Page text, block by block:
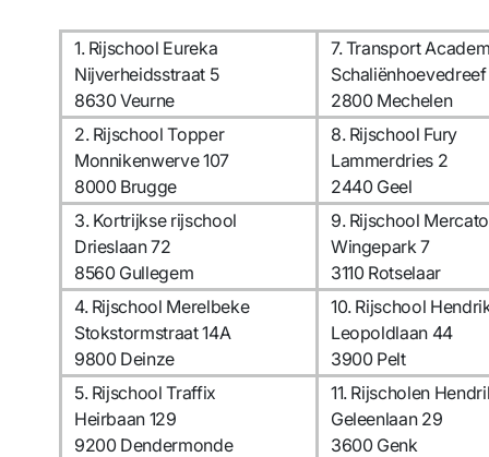
1. Rijschool Eureka
Nijverheidsstraat 5
8630 Veurne
7. Transport
Schaliënhoevedreef
2800 Mechelen
2. Rijschool Topper
Monnikenwerve 107
8000 Brugge
8. Rijschool Fury
Lammerdries 2
2440 Geel
3. Kortrijkse rijschool
Drieslaan 72
8560 Gullegem
9. Rijschool
Wingepark 7
3110 Rotselaar
4. Rijschool Merelbeke
Stokstormstraat 14A
9800 Deinze
10. Rijschool
Leopoldlaan 44
3900 Pelt
5. Rijschool Traffix
Heirbaan 129
9200 Dendermonde
11. Rijscholen
Geleenlaan 29
3600 Genk